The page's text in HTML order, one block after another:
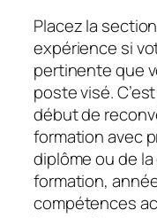
Placez la
expérience si
pertinente que
poste visé.
début de
formation avec
diplôme ou de
formation,
compétences